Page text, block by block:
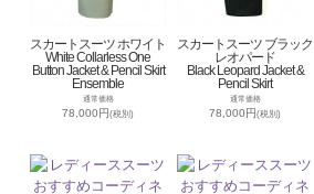
スカートスーツ ホワイト
White Collarless One
Button Jacket & Pencil Skirt
Ensemble
通常価格
78,000円(税別)
スカートスーツ ブラック
レオパード
Black Leopard Jacket &
Pencil Skirt
通常価格
78,000円(税別)